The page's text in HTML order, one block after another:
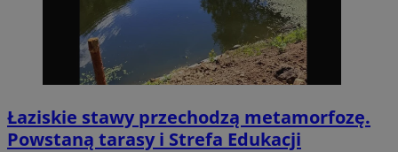
Łaziskie stawy przechodzą metamorfozę.
Powstaną tarasy i Strefa Edukacji